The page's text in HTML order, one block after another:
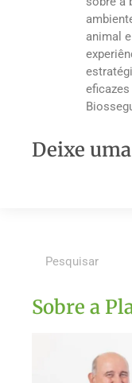
animal
Deixe
Sobre a